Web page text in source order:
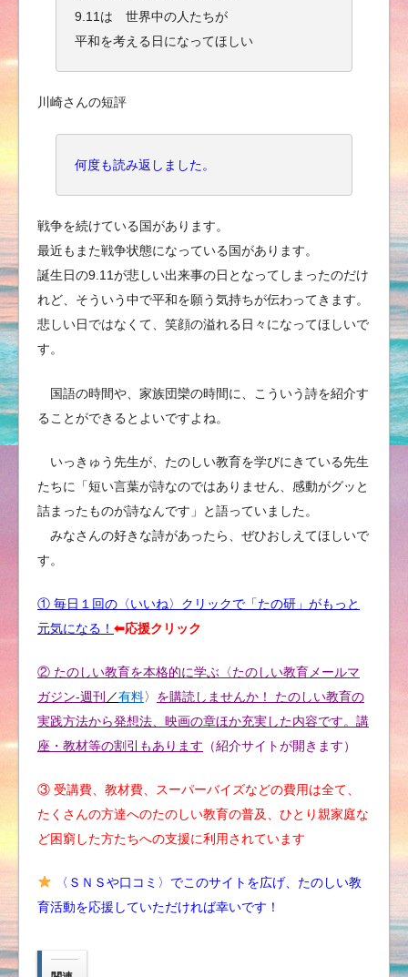
9.11は 世界中の人たちが
平和を考える日になってほしい
川崎さんの短評
何度も読み返しました。
戦争を続けている国があります。
最近もまた戦争状態になっている国があります。
誕生日の9.11が悲しい出来事の日となってしまったのだけ
れど、そういう中で平和を願う気持ちが伝わってきます。
悲しい日ではなくて、笑顔の溢れる日々になってほしいで
す。
国語の時間や、家族団欒の時間に、こういう詩を紹介す
ることができるとよいですよね。
いっきゅう先生が、たのしい教育を学びにきている先生
たちに「短い言葉が詩なのではありません、感動がグッと
詰まったものが詩なんです」と語っていました。
みなさんの好きな詩があったら、ぜひおしえてほしいで
す。
① 毎日１回の〈いいね〉クリックで「たの研」がもっと
元気になる！ ⬅︎応援クリック
② たのしい教育を本格的に学ぶ〈たのしい教育メールマ
ガジン-週刊 ／有料〉 を購読しませんか！ たのしい教育の
実践方法から発想法、映画の章ほか充実した内容です。講
座・教材等の割引もあります （紹介サイトが開きます）
③ 受講費、教材費、スーパーバイズなどの費用は全て、
たくさんの方達へのたのしい教育の普及、ひとり親家庭な
ど困窮した方たちへの支援に利用されています
〈ＳＮＳや口コミ〉でこのサイトを広げ、たのしい教
育活動を応援していただければ幸いです！